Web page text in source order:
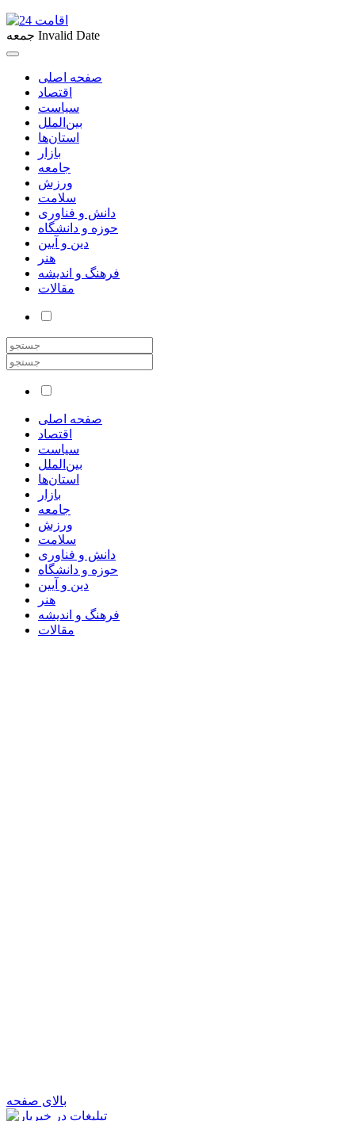
جمعه Invalid Date
صفحه اصلی
اقتصاد
سیاست
بین‌الملل
استان‌ها
بازار
جامعه
ورزش
سلامت
دانش و فناوری
حوزه و دانشگاه
دین و آیین
هنر
فرهنگ و اندیشه
مقالات
صفحه اصلی
اقتصاد
سیاست
بین‌الملل
استان‌ها
بازار
جامعه
ورزش
سلامت
دانش و فناوری
حوزه و دانشگاه
دین و آیین
هنر
فرهنگ و اندیشه
مقالات
بالای صفحه